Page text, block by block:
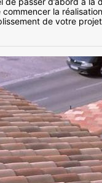
la
de votre